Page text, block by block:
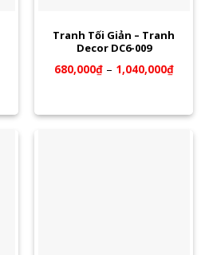
Tranh Tối Giản – Tranh
Decor DC6-009
680,000₫– 1,040,000₫